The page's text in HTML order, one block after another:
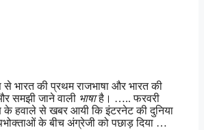
से भारत की प्रथम राजभाषा और भारत की
समझी जाने वाली भाषाहै। ….. फरवरी
के हवाले से खबर आयी कि इंटरनेट की दुनिया
के बीच अंग्रेजी को पछाड़ दिया …